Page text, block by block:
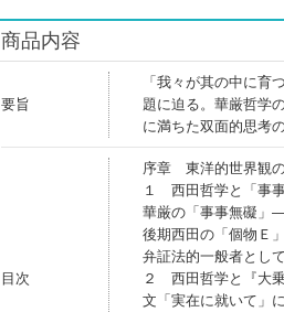
商品内容
要旨
「我々が其の中に育
題に迫る。華厳哲学
に満ちた双面的思考の
目次
序章 東洋的世界観
１ 西田哲学と「事
華厳の「事事無礙」
後期西田の「個物Ｅ
弁証法的一般者とし
２ 西田哲学と『大
文「実在に就いて」